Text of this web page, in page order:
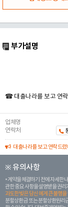
부가설명
☎ 대출나라를 보고 연
업체명
연락처
대출나라를 보고 연락드
※ 유의사항
계약을 체결하기 전에 자세한
관한 중요 사항을 설명받을 권
과도한 빚은 당신 에게 큰 불행
분할상환금 또는 분할상환원리